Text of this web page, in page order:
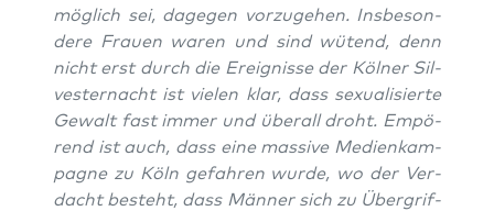
mög­lich sei, dage­gen vor­zu­ge­hen. Ins­be­son­
de­re Frau­en waren und sind wütend, denn
nicht erst durch die Ereig­nis­se der Köl­ner Sil­
ves­ter­nacht ist vie­len klar, dass sexua­li­sier­te
Gewalt fast immer und über­all droht. Empö­
rend ist auch, dass eine mas­si­ve Medi­en­kam­
pa­gne zu Köln gefah­ren wur­de, wo der Ver­
dacht besteht, dass Män­ner sich zu Über­grif­